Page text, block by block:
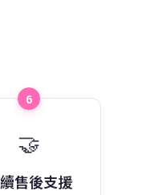
6
🤝
售後支援